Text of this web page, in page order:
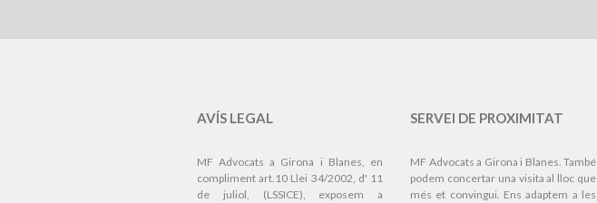
AVÍS LEGAL
MF Advocats a Girona i Blanes, en
compliment art.10 Llei 34/2002, d' 11
de juliol, (LSSICE), exposem a
SERVEI DE PROXIMITAT
MF Advocats a Girona i Blanes. També
podem concertar una visita al lloc que
més et convingui. Ens adaptem a les